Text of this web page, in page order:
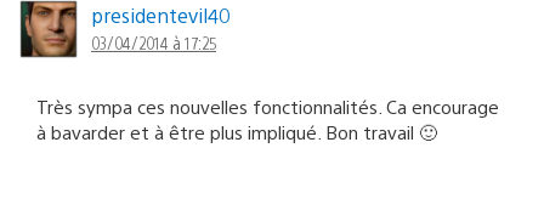
presidentevil40
03/04/2014 à 17:25
Très sympa ces nouvelles fonctionnalités. Ca encourage
à bavarder et à être plus impliqué. Bon travail 🙂